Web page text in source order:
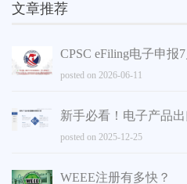
文章推荐
CPSC eFiling电子申报
posted on 2026-06-11
新手必看！电子产品
posted on 2025-12-25
WEEE注册有多快？